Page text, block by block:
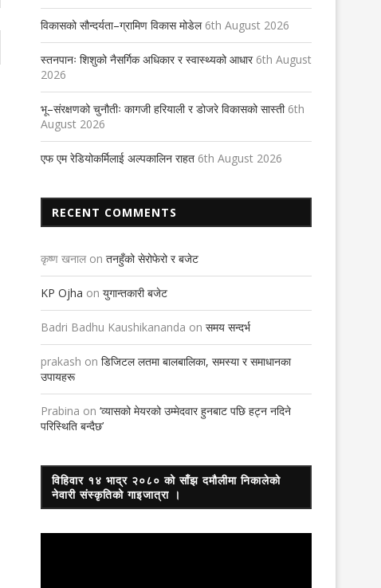
विकासको सौन्दर्यता–ग्रामिण विकास मोडेल 6th August 2026
स्तनपानः शिशुको नैसर्गिक अधिकार र स्वास्थ्यको आधार 6th August
2026
भू–संरक्षणको चुनौतीः कागजी हरियाली र डोजरे विकासको सास्ती 6th
August 2026
एफ एम रेडियोकर्मिलाई अल्पकालिन राहत 6th August 2026
RECENT COMMENTS
कृष्ण खनाल on तनहुँको सेरोफेरो र बजेट
KP Ojha on युगान्तकारी बजेट
Badri Badhu Kaushikananda on समय सन्दर्भ
prakash on डिजिटल लतमा बालबालिका, समस्या र समाधानका
उपायहरू
Prabina on ‘व्यासको मेयरको उम्मेदवार हुनबाट पछि हट्न नदिने
परिस्थिति बन्दैछ’
विहिवार १४ भाद्र २०८० को साँझ दमौलीमा निकालेको
नेवारी संस्कृतिको गाइजात्रा ।